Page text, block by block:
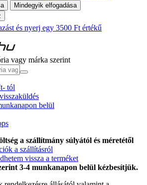
Mindegyik elfogadása
és nyerj egy 3500 Ft értékű
vagy márka szerint
tól
belül
a szállítmány súlyától és méretétől
a szállításról
vissza a terméket
3-4 munkanapon belül kézbesítjük.